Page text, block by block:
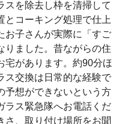
スを除去し枠を清掃して
とコーキング処理で仕上
お子さんが実際に「すご
りました。昔ながらの住
宅があります。約90分ほ
ス交換は日常的な経験で
予想ができないという方
ラス緊急隊へお電話くだ
さ、取り付け場所をお聞